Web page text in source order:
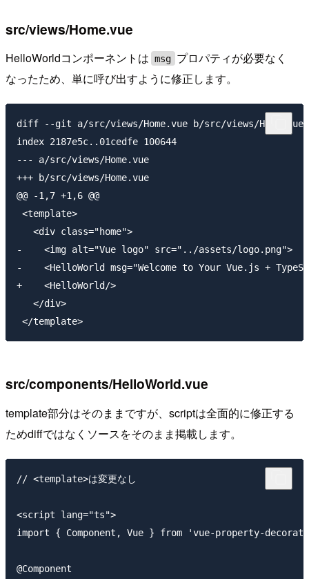
src/views/Home.vue
HelloWorldコンポーネントは msg プロパティが必要なく
なったため、単に呼び出すように修正します。
diff --git a/src/views/Home.vue b/src/views/Home.vue
index 2187e5c..01cedfe 100644
--- a/src/views/Home.vue
+++ b/src/views/Home.vue
@@ -1,7 +1,6 @@
<template>
   <div class="home">
-    <img alt="Vue logo" src="../assets/logo.png">
-    <HelloWorld msg="Welcome to Your Vue.js +
+    <HelloWorld/>
   </div>
src/components/HelloWorld.vue
template部分はそのままですが、scriptは全面的に修正する
ためdiffではなくソースをそのまま掲載します。
// <template>は変更なし
<script lang="ts">
import { Component, Vue } from 'vue-property-
@Component